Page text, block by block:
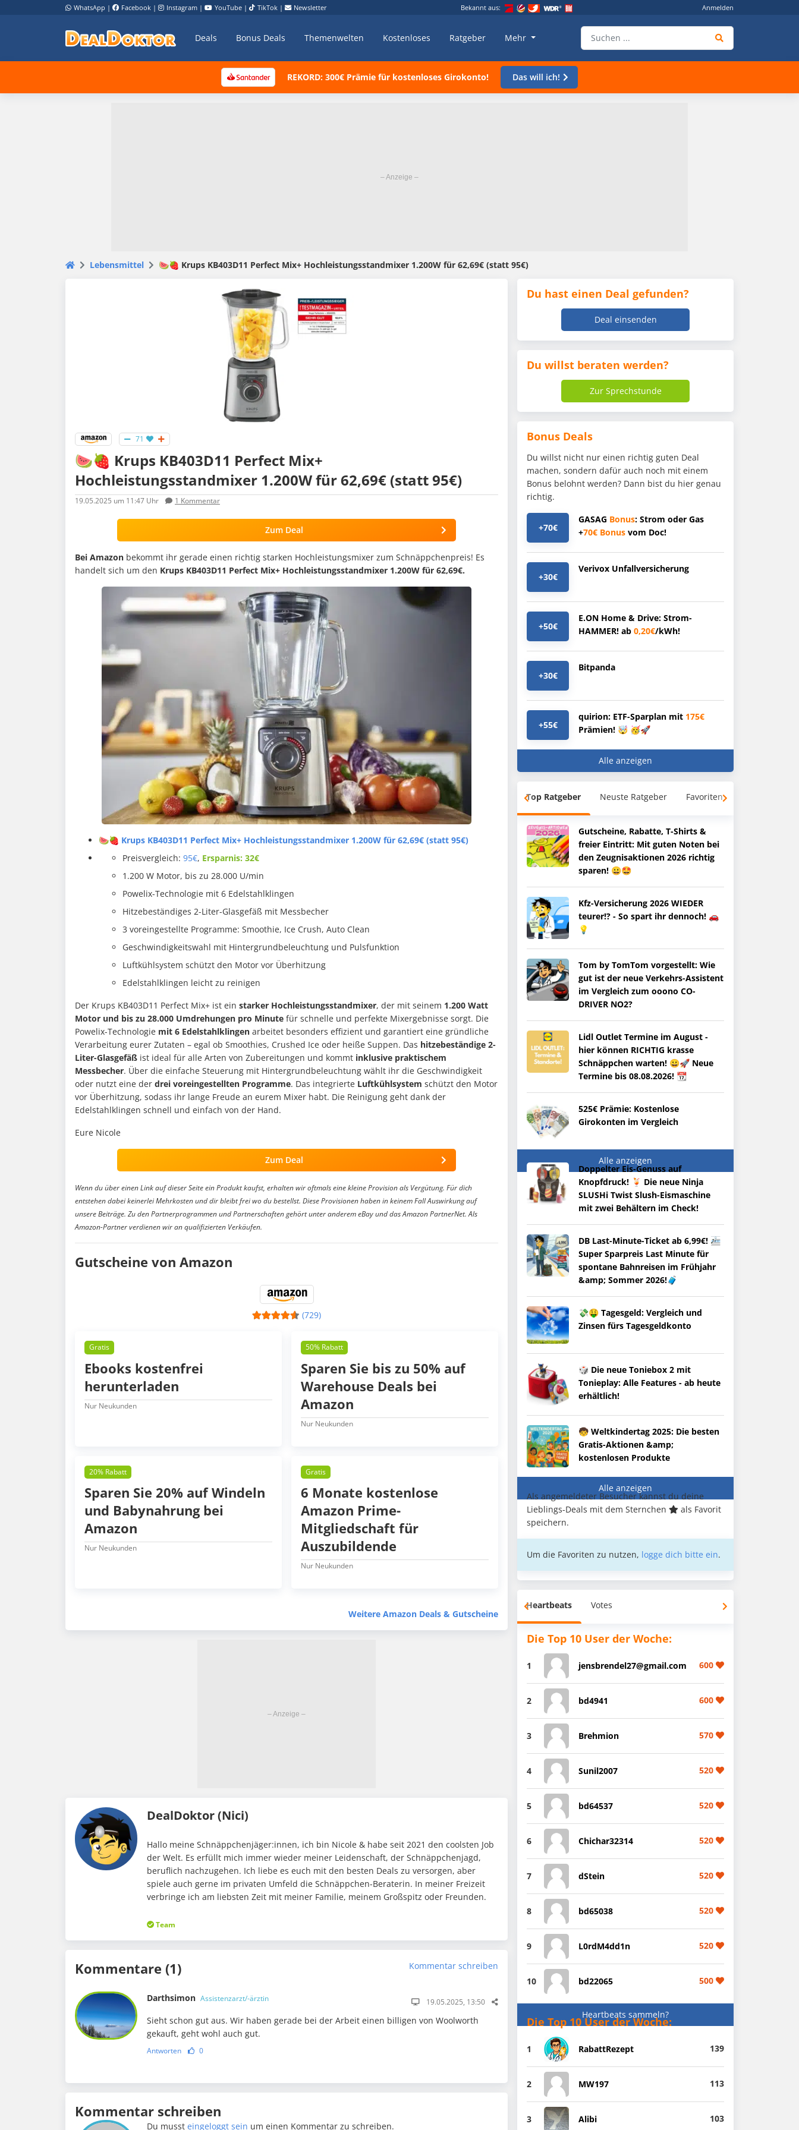
WhatsApp | Facebook | Instagram | YouTube | TikTok | Newsletter Bekannt aus: Anmelden
Deals Bonus Deals Themenwelten Kostenloses Ratgeber Mehr
REKORD: 300€ Prämie für kostenloses Girokonto! Das will ich!
Lebensmittel 🍉🍓 Krups KB403D11 Perfect Mix+ Hochleistungsstandmixer 1.200W für 62,69€ (statt 95€)
71
🍉🍓 Krups KB403D11 Perfect Mix+
Hochleistungsstandmixer 1.200W für 62,69€ (statt 95€)
19.05.2025 um 11:47 Uhr 1 Kommentar
Zum Deal
Bei Amazon bekommt ihr gerade einen richtig starken Hochleistungsmixer zum Schnäppchenpreis! Es
handelt sich um den Krups KB403D11 Perfect Mix+ Hochleistungsstandmixer 1.200W für 62,69€.
🍉🍓 Krups KB403D11 Perfect Mix+ Hochleistungsstandmixer 1.200W für 62,69€ (statt 95€)
Preisvergleich: 95€, Ersparnis: 32€
1.200 W Motor, bis zu 28.000 U/min
Powelix-Technologie mit 6 Edelstahlklingen
Hitzebeständiges 2-Liter-Glasgefäß mit Messbecher
3 voreingestellte Programme: Smoothie, Ice Crush, Auto Clean
Geschwindigkeitswahl mit Hintergrundbeleuchtung und Pulsfunktion
Luftkühlsystem schützt den Motor vor Überhitzung
Edelstahlklingen leicht zu reinigen
Der Krups KB403D11 Perfect Mix+ ist ein starker Hochleistungsstandmixer, der mit seinem 1.200 Watt
Motor und bis zu 28.000 Umdrehungen pro Minute für schnelle und perfekte Mixergebnisse sorgt. Die
Powelix-Technologie mit 6 Edelstahlklingen arbeitet besonders effizient und garantiert eine gründliche
Verarbeitung eurer Zutaten – egal ob Smoothies, Crushed Ice oder heiße Suppen. Das hitzebeständige 2-
Liter-Glasgefäß ist ideal für alle Arten von Zubereitungen und kommt inklusive praktischem
Messbecher. Über die einfache Steuerung mit Hintergrundbeleuchtung wählt ihr die Geschwindigkeit
oder nutzt eine der drei voreingestellten Programme. Das integrierte Luftkühlsystem schützt den Motor
vor Überhitzung, sodass ihr lange Freude an eurem Mixer habt. Die Reinigung geht dank der
Edelstahlklingen schnell und einfach von der Hand.
Eure Nicole
Zum Deal
Wenn du über einen Link auf dieser Seite ein Produkt kaufst, erhalten wir oftmals eine kleine Provision als Vergütung. Für dich
entstehen dabei keinerlei Mehrkosten und dir bleibt frei wo du bestellst. Diese Provisionen haben in keinem Fall Auswirkung auf
unsere Beiträge. Zu den Partnerprogrammen und Partnerschaften gehört unter anderem eBay und das Amazon PartnerNet. Als
Amazon-Partner verdienen wir an qualifizierten Verkäufen.
Gutscheine von Amazon
(729)
Gratis
Ebooks kostenfrei
herunterladen
Nur Neukunden
50% Rabatt
Sparen Sie bis zu 50% auf
Warehouse Deals bei
Amazon
Nur Neukunden
20% Rabatt
Sparen Sie 20% auf Windeln
und Babynahrung bei
Amazon
Nur Neukunden
Gratis
6 Monate kostenlose
Amazon Prime-
Mitgliedschaft für
Auszubildende
Nur Neukunden
Weitere Amazon Deals & Gutscheine
DealDoktor (Nici)
Hallo meine Schnäppchenjäger:innen, ich bin Nicole & habe seit 2021 den coolsten Job
der Welt. Es erfüllt mich immer wieder meiner Leidenschaft, der Schnäppchenjagd,
beruflich nachzugehen. Ich liebe es euch mit den besten Deals zu versorgen, aber
spiele auch gerne im privaten Umfeld die Schnäppchen-Beraterin. In meiner Freizeit
verbringe ich am liebsten Zeit mit meiner Familie, meinem Großspitz oder Freunden.
Team
Kommentare (1) Kommentar schreiben
Darthsimon Assistenzarzt/-ärztin 19.05.2025, 13:50
Sieht schon gut aus. Wir haben gerade bei der Arbeit einen billigen von Woolworth
gekauft, geht wohl auch gut.
Antworten 0
Kommentar schreiben
Du mussteingeloggt sein um einen Kommentar zu schreiben.
Du hast einen Deal gefunden?
Deal einsenden
Du willst beraten werden?
Zur Sprechstunde
Bonus Deals
Du willst nicht nur einen richtig guten Deal
machen, sondern dafür auch noch mit einem
Bonus belohnt werden? Dann bist du hier genau
richtig.
+70€
GASAG Bonus: Strom oder Gas
+70€ Bonus vom Doc!
+30€
Verivox Unfallversicherung
+50€
E.ON Home & Drive: Strom-
HAMMER! ab 0,20€/kWh!
+30€
Bitpanda
+55€
quirion: ETF-Sparplan mit 175€
Prämien! 🤯 🥳🚀
Alle anzeigen
Top Ratgeber Neuste Ratgeber Favoriten
Gutscheine, Rabatte, T-Shirts &
freier Eintritt: Mit guten Noten bei
den Zeugnisaktionen 2026 richtig
sparen! 😀🤩
Kfz-Versicherung 2026 WIEDER
teurer!? - So spart ihr dennoch! 🚗
💡
Tom by TomTom vorgestellt: Wie
gut ist der neue Verkehrs-Assistent
im Vergleich zum ooono CO-
DRIVER NO2?
Lidl Outlet Termine im August -
hier können RICHTIG krasse
Schnäppchen warten! 😀🚀 Neue
Termine bis 08.08.2026! 📆
525€ Prämie: Kostenlose
Girokonten im Vergleich
Alle anzeigen
Doppelter Eis-Genuss auf
Knopfdruck! 🍹 Die neue Ninja
SLUSHi Twist Slush-Eismaschine
mit zwei Behältern im Check!
DB Last-Minute-Ticket ab 6,99€! 🚈
Super Sparpreis Last Minute für
spontane Bahnreisen im Frühjahr
&amp; Sommer 2026!🧳
💸🤑 Tagesgeld: Vergleich und
Zinsen fürs Tagesgeldkonto
🎲 Die neue Toniebox 2 mit
Tonieplay: Alle Features - ab heute
erhältlich!
🧒 Weltkindertag 2025: Die besten
Gratis-Aktionen &amp;
kostenlosen Produkte
Alle anzeigen
Als angemeldeter Besucher kannst du deine
Lieblings-Deals mit dem Sternchen
als Favorit
speichern.
Um die Favoriten zu nutzen, logge dich bitte ein.
Heartbeats Votes
Die Top 10 User der Woche:
1 jensbrendel27@gmail.com 600
2 bd4941 600
3 Brehmion 570
4 Sunil2007 520
5 bd64537 520
6 Chichar32314 520
7 dStein 520
8 bd65038 520
9 L0rdM4dd1n 520
10 bd22065 500
Heartbeats sammeln?
Die Top 10 User der Woche:
1 RabattRezept 139
2 MW197 113
3 Alibi 103